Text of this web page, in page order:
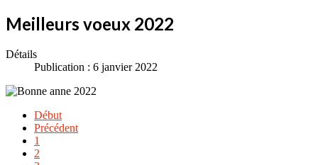
Meilleurs voeux 2022
Détails
Publication : 6 janvier 2022
Début
Précédent
1
2